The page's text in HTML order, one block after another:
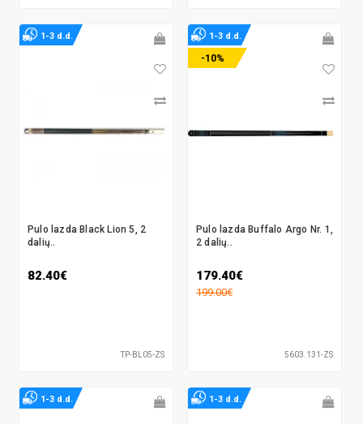
Pulo lazda Black Lion 5, 2
dalių..
82.40€
TP-BL05-ZS
1-3 d.d.
-10%
Pulo lazda Buffalo Argo Nr. 1,
2 dalių..
179.40€
199.00€
5603.131-ZS
1-3 d.d.
1-3 d.d. 1-3 d.d.